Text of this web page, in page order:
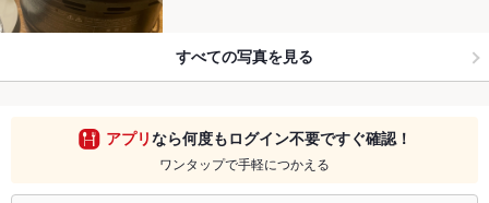
すべての写真を見る
アプリなら何度もログイン不要ですぐ確認！
ワンタップで手軽につかえる